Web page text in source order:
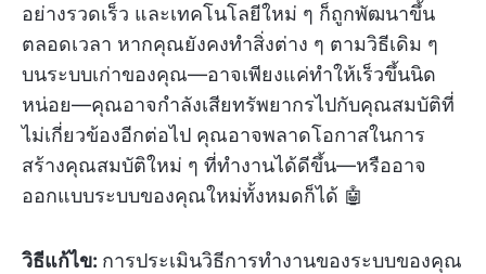
อย่างรวดเร็ว และเทคโนโลยีใหม่ ๆ ก็ถูกพัฒนาขึ้น
ตลอดเวลา หากคุณยังคงทำสิ่งต่าง ๆ ตามวิธีเดิม ๆ
บนระบบเก่าของคุณ—อาจเพียงแค่ทำให้เร็วขึ้นนิด
หน่อย—คุณอาจกำลังเสียทรัพยากรไปกับคุณสมบัติที่
ไม่เกี่ยวข้องอีกต่อไป คุณอาจพลาดโอกาสในการ
สร้างคุณสมบัติใหม่ ๆ ที่ทำงานได้ดีขึ้น—หรืออาจ
ออกแบบระบบของคุณใหม่ทั้งหมดก็ได้ 🤖
วิธีแก้ไข: การประเมินวิธีการทำงานของระบบของคุณ